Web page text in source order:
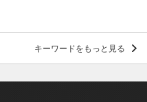
キーワードをもっと見る